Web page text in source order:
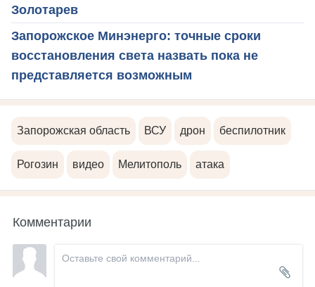
Золотарев
Запорожское Минэнерго: точные сроки
восстановления света назвать пока не
представляется возможным
Запорожская область ВСУ дрон беспилотник
Рогозин видео Мелитополь атака
Комментарии